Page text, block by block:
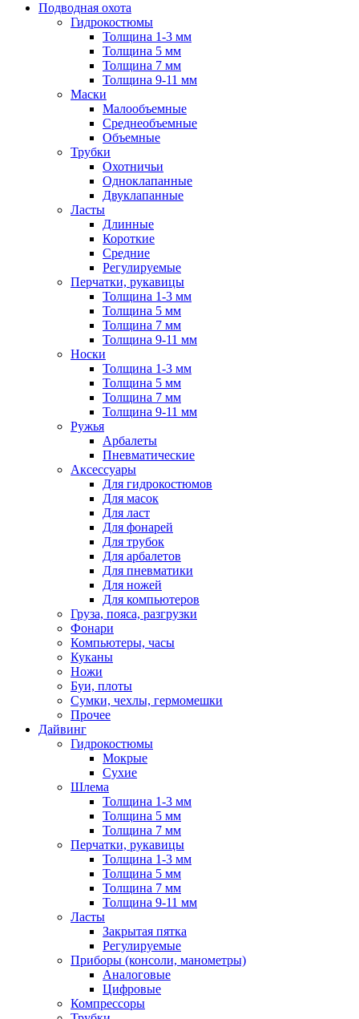
Подводная охота
Гидрокостюмы
Толщина 1-3 мм
Толщина 5 мм
Толщина 7 мм
Толщина 9-11 мм
Маски
Малообъемные
Среднеобъемные
Объемные
Трубки
Охотничьи
Одноклапанные
Двуклапанные
Ласты
Длинные
Короткие
Средние
Регулируемые
Перчатки, рукавицы
Толщина 1-3 мм
Толщина 5 мм
Толщина 7 мм
Толщина 9-11 мм
Носки
Толщина 1-3 мм
Толщина 5 мм
Толщина 7 мм
Толщина 9-11 мм
Ружья
Арбалеты
Пневматические
Аксессуары
Для гидрокостюмов
Для масок
Для ласт
Для фонарей
Для трубок
Для арбалетов
Для пневматики
Для ножей
Для компьютеров
Груза, пояса, разгрузки
Фонари
Компьютеры, часы
Куканы
Ножи
Буи, плоты
Сумки, чехлы, гермомешки
Прочее
Дайвинг
Гидрокостюмы
Мокрые
Сухие
Шлема
Толщина 1-3 мм
Толщина 5 мм
Толщина 7 мм
Перчатки, рукавицы
Толщина 1-3 мм
Толщина 5 мм
Толщина 7 мм
Толщина 9-11 мм
Ласты
Закрытая пятка
Регулируемые
Приборы (консоли, манометры)
Аналоговые
Цифровые
Компрессоры